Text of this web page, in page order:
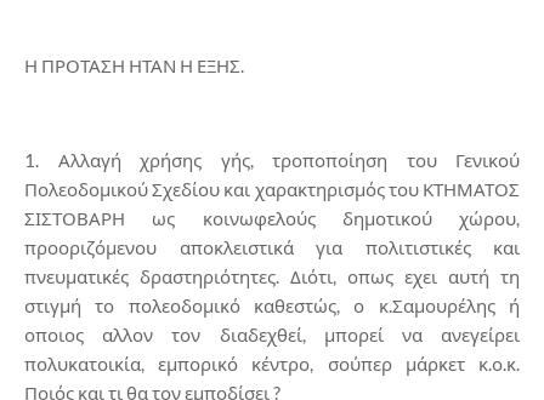
Η ΠΡΟΤΑΣΗ ΗΤΑΝ Η ΕΞΗΣ.
1. Αλλαγή χρήσης γής, τροποποίηση του Γενικού
Πολεοδομικού Σχεδίου και χαρακτηρισμός του ΚΤΗΜΑΤΟΣ
ΣΙΣΤΟΒΑΡΗ ως κοινωφελούς δημοτικού χώρου,
προοριζόμενου αποκλειστικά για πολιτιστικές και
πνευματικές δραστηριότητες. Διότι, οπως εχει αυτή τη
στιγμή το πολεοδομικό καθεστώς, ο κ.Σαμουρέλης ή
οποιος αλλον τον διαδεχθεί, μπορεί να ανεγείρει
πολυκατοικία, εμπορικό κέντρο, σούπερ μάρκετ κ.ο.κ.
Ποιός και τι θα τον εμποδίσει ?